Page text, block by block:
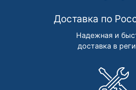
Доставка по
Надежная и
доставка в